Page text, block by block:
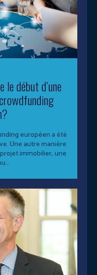
début d’une
européen a été
Une autre manière
immobilier, une